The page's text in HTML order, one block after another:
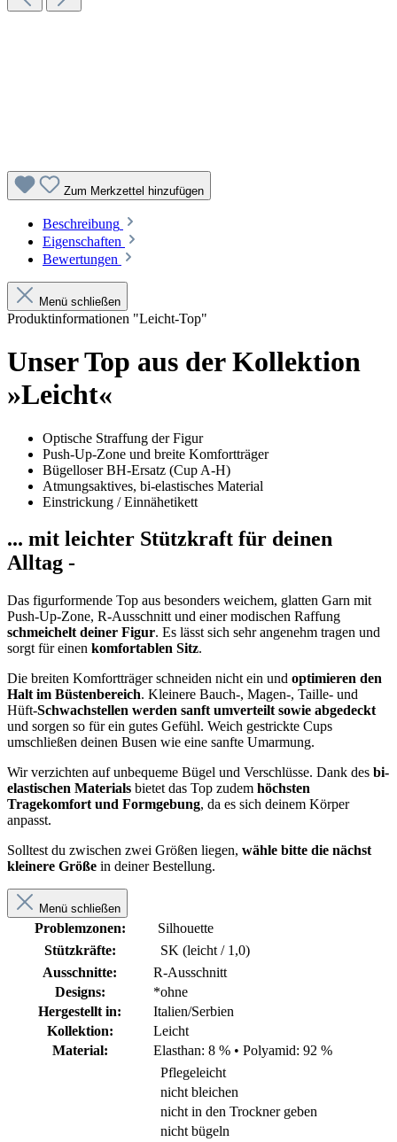
Zum Merkzettel hinzufügen
Beschreibung
Eigenschaften
Bewertungen
Menü schließen
Produktinformationen "Leicht-Top"
Unser Top aus der Kollektion
»Leicht«
Optische Straffung der Figur
Push-Up-Zone und breite Komfortträger
Bügelloser BH-Ersatz (Cup A-H)
Atmungsaktives, bi-elastisches Material
Einstrickung / Einnähetikett
... mit leichter Stützkraft für deinen
Alltag -
Das figurformende Top aus besonders weichem, glatten Garn mit
Push-Up-Zone, R-Ausschnitt und einer modischen Raffung
schmeichelt deiner Figur. Es lässt sich sehr angenehm tragen und
sorgt für einen komfortablen Sitz.
Die breiten Komfortträger schneiden nicht ein und optimieren den
Halt im Büstenbereich. Kleinere Bauch-, Magen-, Taille- und
Hüft-Schwachstellen werden sanft umverteilt sowie abgedeckt
und sorgen so für ein gutes Gefühl. Weich gestrickte Cups
umschließen deinen Busen wie eine sanfte Umarmung.
Wir verzichten auf unbequeme Bügel und Verschlüsse. Dank des bi-
elastischen Materials bietet das Top zudem höchsten
Tragekomfort und Formgebung, da es sich deinem Körper
anpasst.
Solltest du zwischen zwei Größen liegen, wähle bitte die nächst
kleinere Größe in deiner Bestellung.
Menü schließen
Problemzonen:
Silhouette
Stützkräfte:
SK (leicht / 1,0)
Ausschnitte:
R-Ausschnitt
Designs:
*ohne
Hergestellt in:
Italien/Serbien
Kollektion:
Leicht
Material:
Elasthan: 8 % • Polyamid: 92 %
Pflegeleicht
nicht bleichen
nicht in den Trockner geben
nicht bügeln